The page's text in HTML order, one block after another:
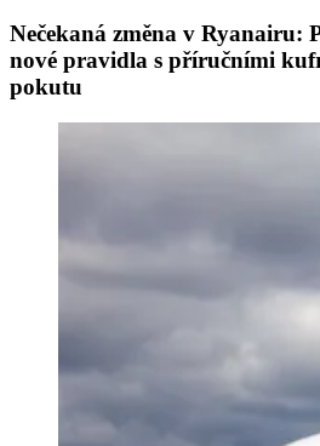
Nečekaná změna v Ryanairu:
nové pravidla s příručními
pokutu